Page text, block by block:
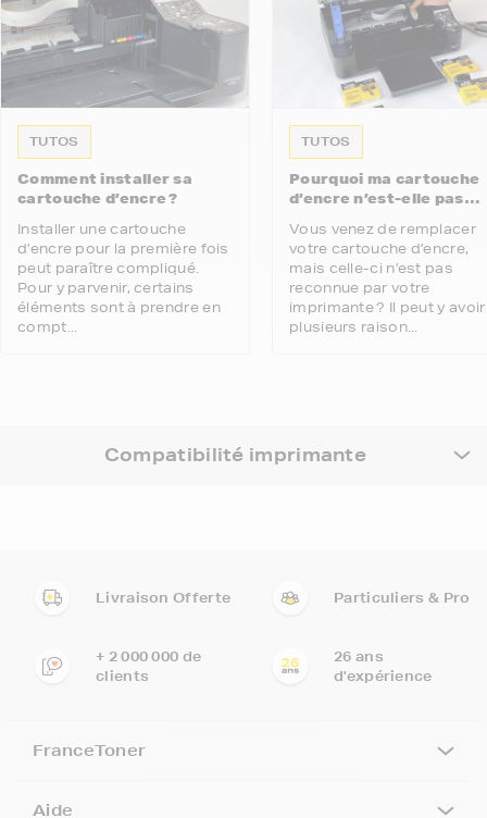
TUTOS
Comment installer sa
cartouche d’encre ?
Installer une cartouche
d’encre pour la première fois
peut paraître compliqué.
Pour y parvenir, certains
éléments sont à prendre en
compt...
TUTOS
Pourquoi ma cartouche
d’encre n’est-elle pas
imprimante ?
Vous venez de remplacer
votre cartouche d’encre,
mais celle-ci n’est pas
reconnue par votre
imprimante ? Il peut y avoir
plusieurs raison...
Compatibilité imprimante
Livraison Offerte Particuliers & Pro
+ 2 000 000 de
clients
26 ans
d'expérience
FranceToner
Aide